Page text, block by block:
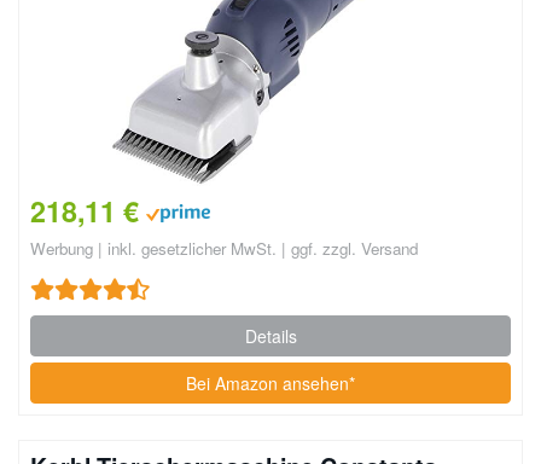
218,11 €
Werbung | inkl. gesetzlicher MwSt. | ggf. zzgl. Versand
Details
Bei Amazon ansehen*